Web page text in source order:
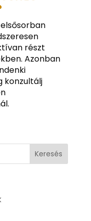
részt
Azonban
konzultálj